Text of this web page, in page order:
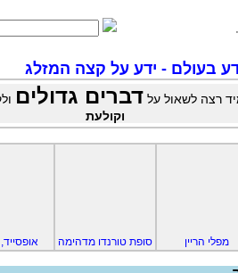
בעולם - ידע על קצה המזלג
רצה לשאול על דברים גדולים
וקולעת
מפלי הריין סופת טורנדו מדהימה